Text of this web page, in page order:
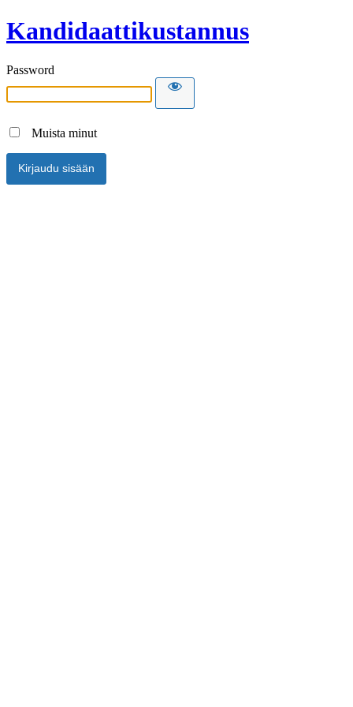
Kandidaattikustannus
Password
Muista minut